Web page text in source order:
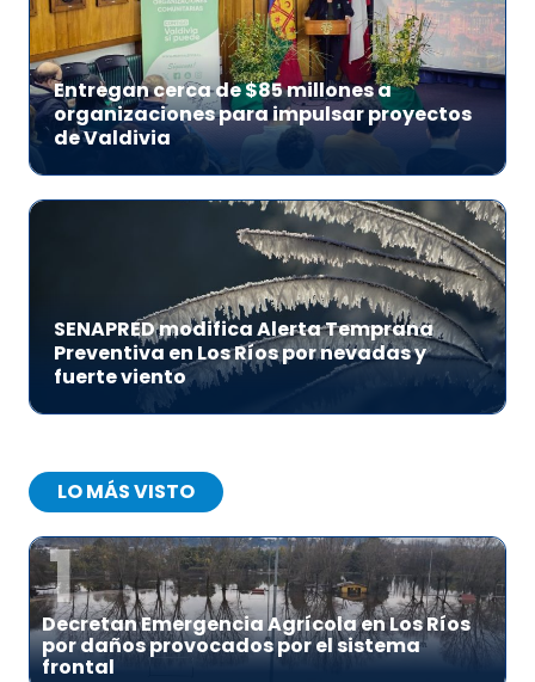
Entregan cerca de $85 millones a
organizaciones para impulsar proyectos
de Valdivia
SENAPRED modifica Alerta Temprana
Preventiva en Los Ríos por nevadas y
fuerte viento
LO MÁS VISTO
1
Decretan Emergencia Agrícola en Los Ríos
por daños provocados por el sistema
frontal